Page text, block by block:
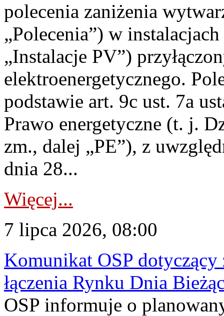
polecenia zaniżenia
„Polecenia”) w
„Instalacje PV”)
elektroenergetycznego.
podstawie art. 9c ust. 7a
Prawo energetyczne (t. j.
zm., dalej „PE”), z
dnia 28...
Więcej...
7 lipca 2026, 08:00
Komunikat OSP dotyczący
łączenia Rynku Dnia
OSP informuje o